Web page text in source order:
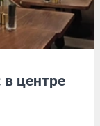
центре